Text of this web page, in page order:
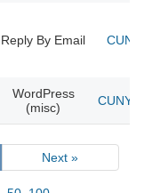
Reply By Email
WordPress
(misc)
CUNY
Next »